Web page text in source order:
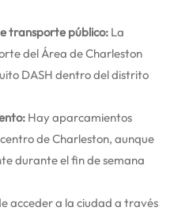
transporte público: La
del Área de Charleston
DASH dentro del distrito
Hay aparcamientos
de Charleston, aunque
durante el fin de semana
acceder a la ciudad a través